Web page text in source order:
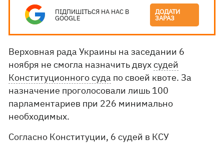
ПІДПИШІТЬСЯ НА НАС В
GOOGLE
ДОДАТИ
ЗАРАЗ
Верховная рада Украины на заседании 6
ноября не смогла назначить двухсудей
Конституционного суда по своей квоте. За
назначение проголосовали лишь 100
парламентариев при 226 минимально
необходимых.
Согласно Конституции, 6 судей в КСУ